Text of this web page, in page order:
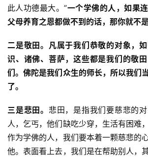
此人功德最大。”一个学佛的人，如果
父母养育之恩都做不到的话，那你就不
二是敬田。凡属于我们恭敬的对象，
识、诸佛、菩萨，这些都是我们的敬
们。佛陀是我们众生的师长，所以我们
了。
三是悲田。 悲田，是指我们要慈悲的
人，乞丐，他们缺吃少穿，生活有困难
作为学佛的人，我们要本着一颗慈悲的
他。表面看上去，我们是在帮助别人，